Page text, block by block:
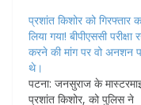
प्रशांत किशोर को गिरफ्तार
लिया गया! बीपीएससी परीक्षा
करने की मांग पर वो अनशन
थे।
पटना: जनसुराज के
प्रशांत किशोर, को पुलिस ने